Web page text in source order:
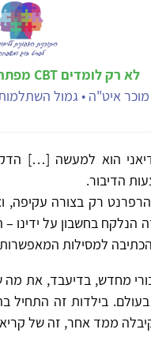
לא רק לומדים CBT מפתחים חשיבה קלינית
מוכר איט"ה • גמול
הוא למעשה […]
הדיבור.
רק בצורה עקיפה,
בחשבון על ידינו
למסילות המאפשרות גישה
מחדש, בדיעבד, את מה
בעולם. בילדות זה
ממד אחר, זה של